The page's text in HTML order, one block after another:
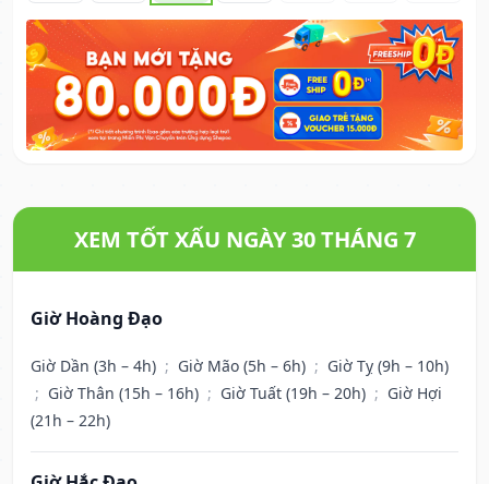
XEM TỐT XẤU NGÀY 30 THÁNG 7
Giờ Hoàng Đạo
Giờ Dần (3h – 4h) ; Giờ Mão (5h – 6h) ; Giờ Tỵ (9h – 10h)
; Giờ Thân (15h – 16h) ; Giờ Tuất (19h – 20h) ; Giờ Hợi
(21h – 22h)